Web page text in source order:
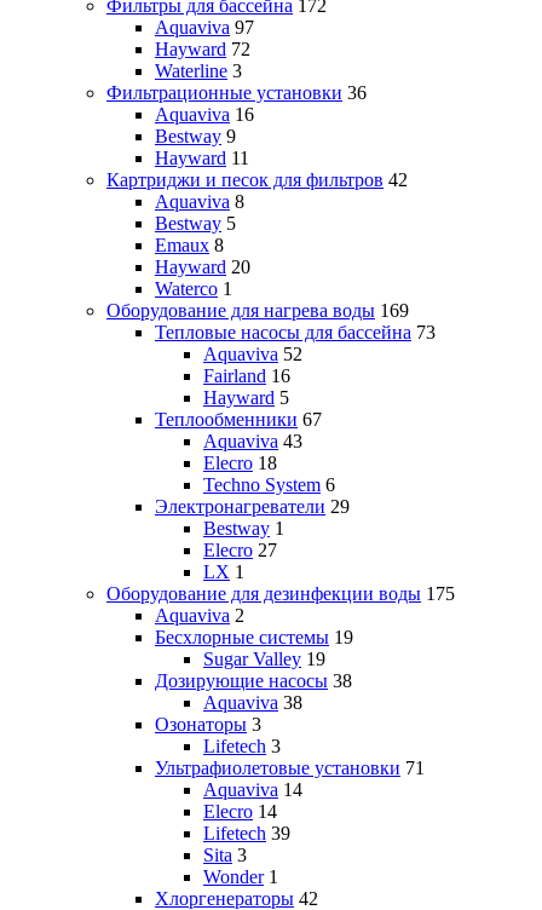
Фильтры для бассейна 172
Aquaviva 97
Hayward 72
Waterline 3
Фильтрационные установки 36
Aquaviva 16
Bestway 9
Hayward 11
Картриджи и песок для фильтров 42
Aquaviva 8
Bestway 5
Emaux 8
Hayward 20
Waterco 1
Оборудование для нагрева воды 169
Тепловые насосы для бассейна 73
Aquaviva 52
Fairland 16
Hayward 5
Теплообменники 67
Aquaviva 43
Elecro 18
Techno System 6
Электронагреватели 29
Bestway 1
Elecro 27
LX 1
Оборудование для дезинфекции воды 175
Aquaviva 2
Бесхлорные системы 19
Sugar Valley 19
Дозирующие насосы 38
Aquaviva 38
Озонаторы 3
Lifetech 3
Ультрафиолетовые установки 71
Aquaviva 14
Elecro 14
Lifetech 39
Sita 3
Wonder 1
Хлоргенераторы 42